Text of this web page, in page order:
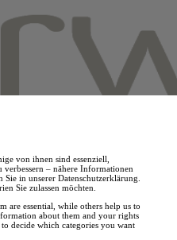
von ihnen sind essenziell,
verbessern – nähere Informationen
in unserer Datenschutzerklärung.
Sie zulassen möchten.
are essential, while others help us to
about them and your rights
decide which categories you want